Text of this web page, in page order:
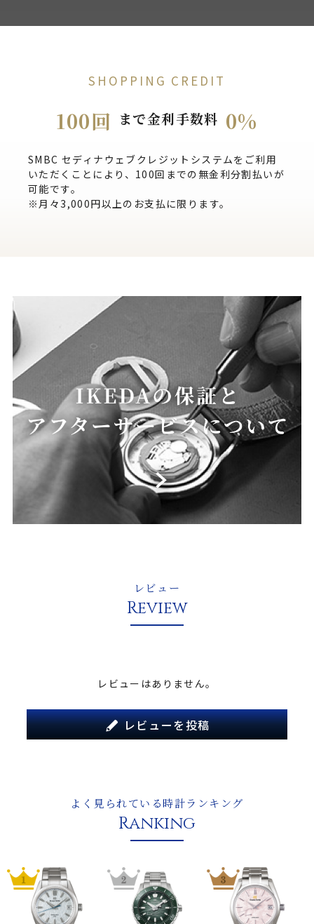
SHOPPING CREDIT
100回 まで金利手数料 0%
SMBC セディナウェブクレジットシステムをご利用
いただくことにより、100回までの無金利分割払いが
可能です。
※月々3,000円以上のお支払に限ります。
レビュー
Review
レビューはありません。
レビューを投稿
よく見られている時計ランキング
Ranking